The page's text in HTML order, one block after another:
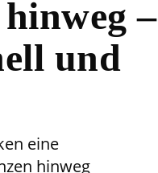
–
und
eine
hinweg